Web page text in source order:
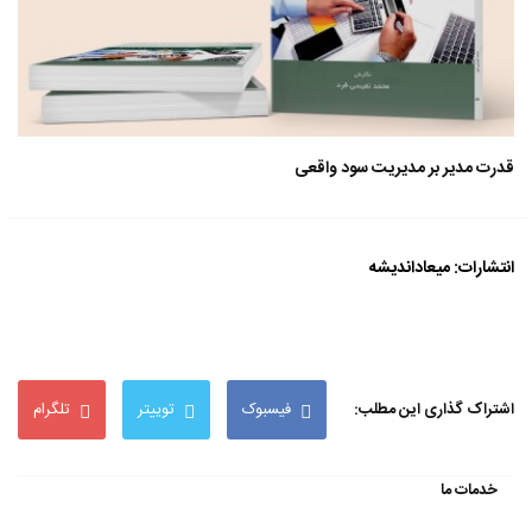
قدرت مدیر بر مدیریت سود واقعی
انتشارات: میعاداندیشه
اشتراک گذاری این مطلب: فیسبوک توییتر تلگرام
خدمات ما